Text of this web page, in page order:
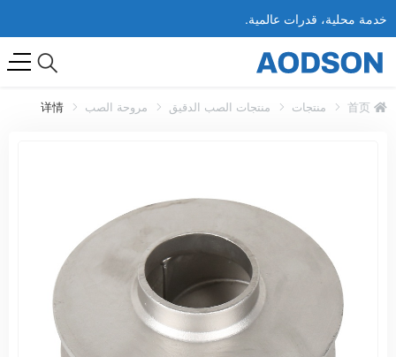
خدمة محلية، قدرات عالمية.
منتجات منتجات الصب الدقيق مروحة الصب 详情